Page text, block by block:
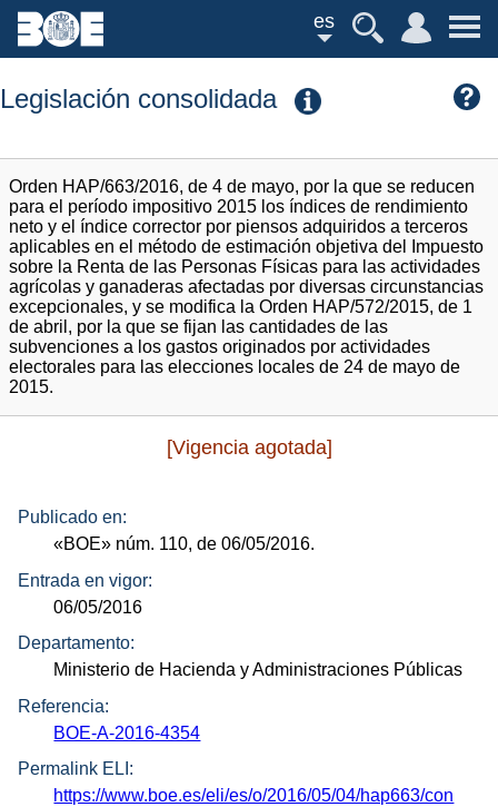
es
Legislación consolidada
Orden HAP/663/2016, de 4 de mayo, por la que se reducen
para el período impositivo 2015 los índices de rendimiento
neto y el índice corrector por piensos adquiridos a terceros
aplicables en el método de estimación objetiva del Impuesto
sobre la Renta de las Personas Físicas para las actividades
agrícolas y ganaderas afectadas por diversas circunstancias
excepcionales, y se modifica la Orden HAP/572/2015, de 1
de abril, por la que se fijan las cantidades de las
subvenciones a los gastos originados por actividades
electorales para las elecciones locales de 24 de mayo de
2015.
[Vigencia agotada]
Publicado en:
«BOE» núm. 110, de 06/05/2016.
Entrada en vigor:
06/05/2016
Departamento:
Ministerio de Hacienda y Administraciones Públicas
Referencia:
BOE-A-2016-4354
Permalink ELI:
https://www.boe.es/eli/es/o/2016/05/04/hap663/con